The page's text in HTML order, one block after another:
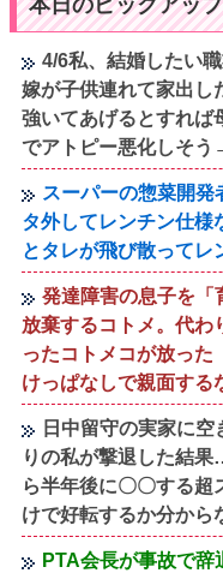
4/6私、結婚したい
嫁が子供連れて家出し
強いてあげるとすれば
でアトピー悪化しそう
スーパーの惣菜開発
タ外してレンチン仕様
とタレが飛び散ってレ
発達障害の息子を「
放棄するコトメ。代わ
ったコトメコが放っ
けっぱなしで親面する
日中留守の実家に
りの私が撃退した結
ら半年後に〇〇する
けで好転するか分から
PTA会長が事故で